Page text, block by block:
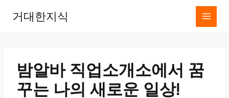
거대한지식
밤알바 직업소개소에서 꿈
꾸는 나의 새로운 일상!